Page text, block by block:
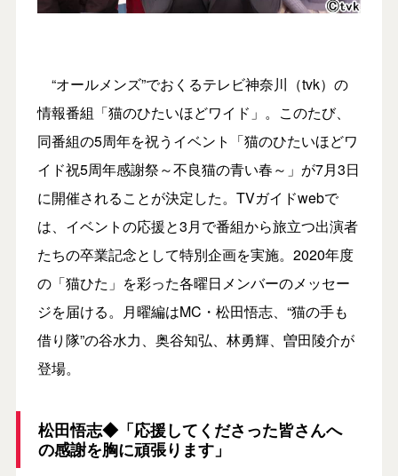
“オールメンズ”でおくるテレビ神奈川（tvk）の
情報番組「猫のひたいほどワイド」。このたび、
同番組の5周年を祝うイベント「猫のひたいほどワ
イド祝5周年感謝祭～不良猫の青い春～」が7月3日
に開催されることが決定した。TVガイドwebで
は、イベントの応援と3月で番組から旅立つ出演者
たちの卒業記念として特別企画を実施。2020年度
の「猫ひた」を彩った各曜日メンバーのメッセー
ジを届ける。月曜編はMC・松田悟志、“猫の手も
借り隊”の谷水力、奥谷知弘、林勇輝、曽田陵介が
登場。
松田悟志◆「応援してくださった皆さんへ
の感謝を胸に頑張ります」